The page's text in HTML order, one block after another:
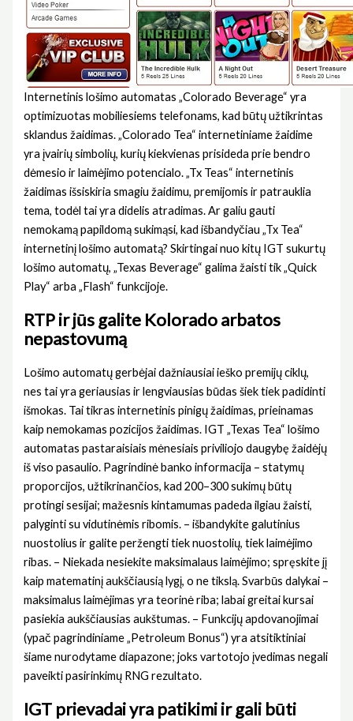
Internetinis lošimo automatas „Colorado Beverage“ yra
optimizuotas mobiliesiems telefonams, kad būtų užtikrintas
sklandus žaidimas. „Colorado Tea“ internetiniame žaidime
yra įvairių simbolių, kurių kiekvienas prisideda prie bendro
dėmesio ir laimėjimo potencialo. „Tx Teas“ internetinis
žaidimas išsiskiria smagiu žaidimu, premijomis ir patrauklia
tema, todėl tai yra didelis atradimas. Ar galiu gauti
nemokamą papildomą sukimąsi, kad išbandyčiau „Tx Tea“
internetinį lošimo automatą? Skirtingai nuo kitų IGT sukurtų
lošimo automatų, „Texas Beverage“ galima žaisti tik „Quick
Play“ arba „Flash“ funkcijoje.
RTP ir jūs galite Kolorado arbatos
nepastovumą
Lošimo automatų gerbėjai dažniausiai ieško premijų ciklų,
nes tai yra geriausias ir lengviausias būdas šiek tiek padidinti
išmokas. Tai tikras internetinis pinigų žaidimas, prieinamas
kaip nemokamas pozicijos žaidimas. IGT „Texas Tea“ lošimo
automatas pastaraisiais mėnesiais priviliojo daugybę žaidėjų
iš viso pasaulio. Pagrindinė banko informacija – statymų
proporcijos, užtikrinančios, kad 200–300 sukimų būtų
protingi sesijai; mažesnis kintamumas padeda ilgiau žaisti,
palyginti su vidutinėmis ribomis. – išbandykite galutinius
nuostolius ir galite peržengti tiek nuostolių, tiek laimėjimo
ribas. – Niekada nesiekite maksimalaus laimėjimo; spręskite jį
kaip matematinį aukščiausią lygį, o ne tikslą. Svarbūs dalykai –
maksimalus laimėjimas yra teorinė riba; labai greitai kursai
pasiekia aukščiausias aukštumas. – Funkcijų apdovanojimai
(ypač pagrindiniame „Petroleum Bonus“) yra atsitiktiniai
šiame nurodytame diapazone; joks vartotojo įvedimas negali
paveikti pasirinkimų RNG rezultato.
IGT prievadai yra patikimi ir gali būti